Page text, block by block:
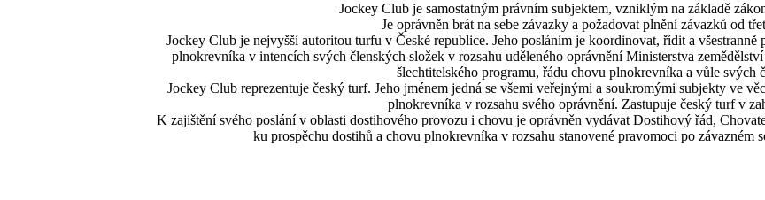
Jockey Club je samostatným právním subjektem, vzniklým na základě
Je oprávněn brát na sebe závazky a požadovat plnění závazků od
Jockey Club je nejvyšší autoritou turfu v České republice. Jeho posláním je koordinovat, řídit a
plnokrevníka v intencích svých členských složek v rozsahu uděleného oprávnění Ministerstva
šlechtitelského programu, řádu chovu plnokrevníka a vůle svých
Jockey Club reprezentuje český turf. Jeho jménem jedná se všemi veřejnými a soukromými subjekty ve
plnokrevníka v rozsahu svého oprávnění. Zastupuje český turf v
K zajištění svého poslání v oblasti dostihového provozu i chovu je oprávněn vydávat Dostihový řád,
ku prospěchu dostihů a chovu plnokrevníka v rozsahu stanovené pravomoci po závazném